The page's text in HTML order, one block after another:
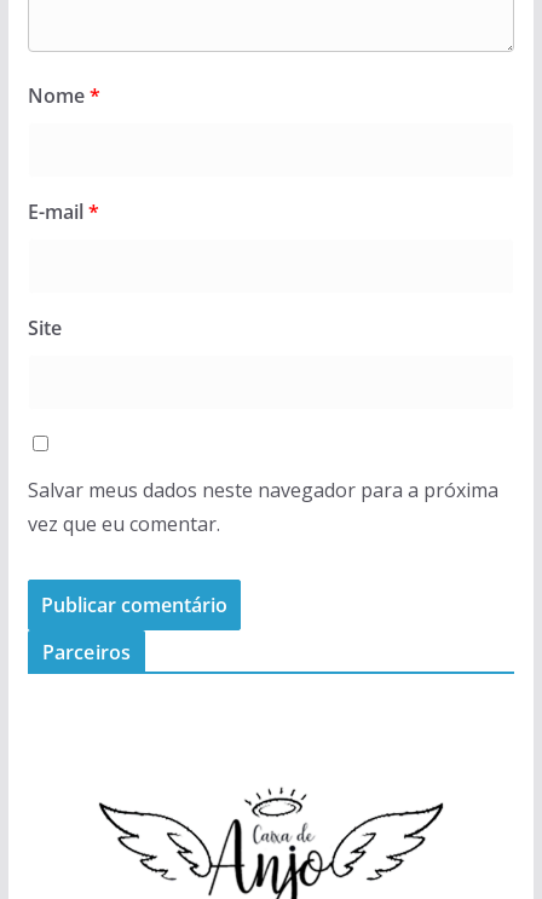
Nome*
E-mail*
Site
Salvar meus dados neste navegador para a próxima
vez que eu comentar.
Parceiros